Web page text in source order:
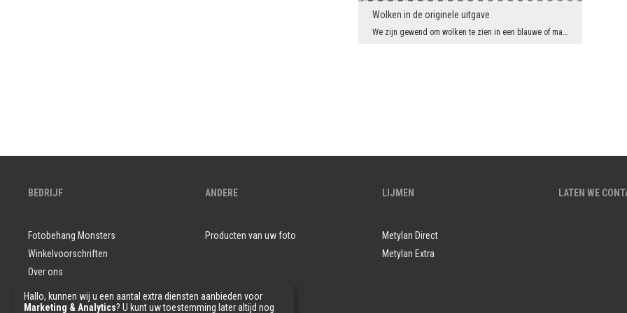
Wolken in de originele uitgave
We zijn gewend om wolken te zien in een blauwe of marineblauwe lucht. Wat als het een intense kor...
BEDRIJF
Fotobehang Monsters
Winkelvoorschriften
Over ons
Vragen en antwoorden
Privacybeleid
ANDERE
Producten van uw foto
LIJMEN
Metylan Direct
Metylan Extra
LATEN WE
Hallo, kunnen wij u een aantal extra diensten aanbieden voor
Marketing & Analytics? U kunt uw toestemming later altijd nog